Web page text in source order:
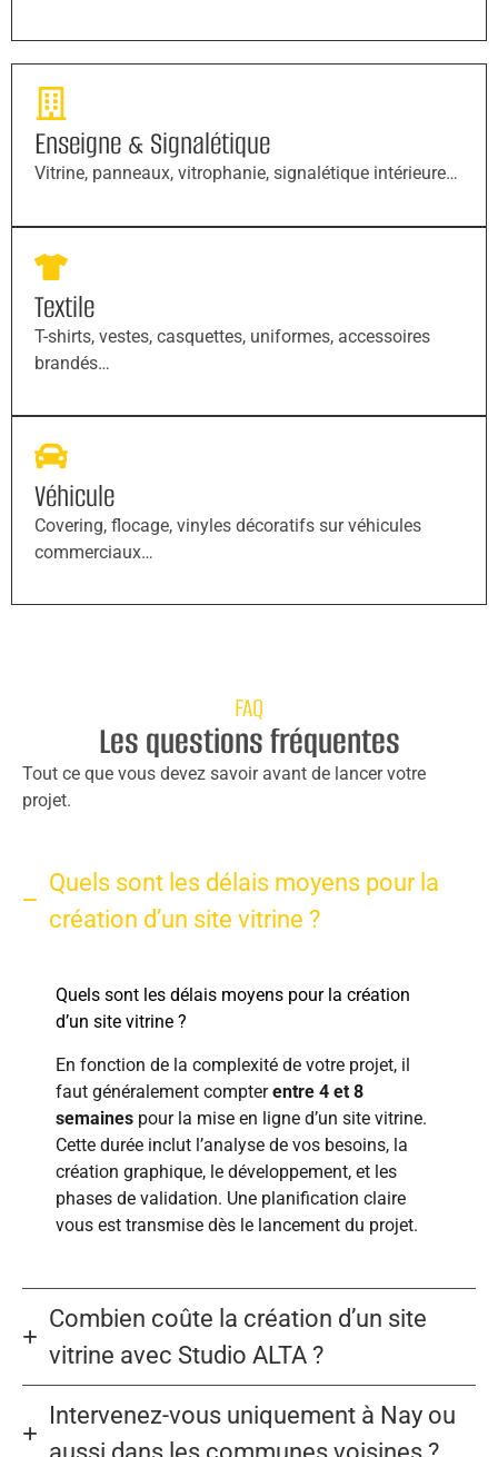
Enseigne & Signalétique
Vitrine, panneaux, vitrophanie, signalétique intérieure…
Textile
T-shirts, vestes, casquettes, uniformes, accessoires
brandés…
Véhicule
Covering, flocage, vinyles décoratifs sur véhicules
commerciaux…
FAQ
Les questions fréquentes
Tout ce que vous devez savoir avant de lancer votre
projet.
Quels sont les délais moyens pour la
création d’un site vitrine ?
Quels sont les délais moyens pour la création
d’un site vitrine ?
En fonction de la complexité de votre projet, il
faut généralement compterentre 4 et 8
semaines pour la mise en ligne d’un site vitrine.
Cette durée inclut l’analyse de vos besoins, la
création graphique, le développement, et les
phases de validation. Une planification claire
vous est transmise dès le lancement du projet.
Combien coûte la création d’un site
vitrine avec Studio ALTA ?
Intervenez-vous uniquement à Nay ou